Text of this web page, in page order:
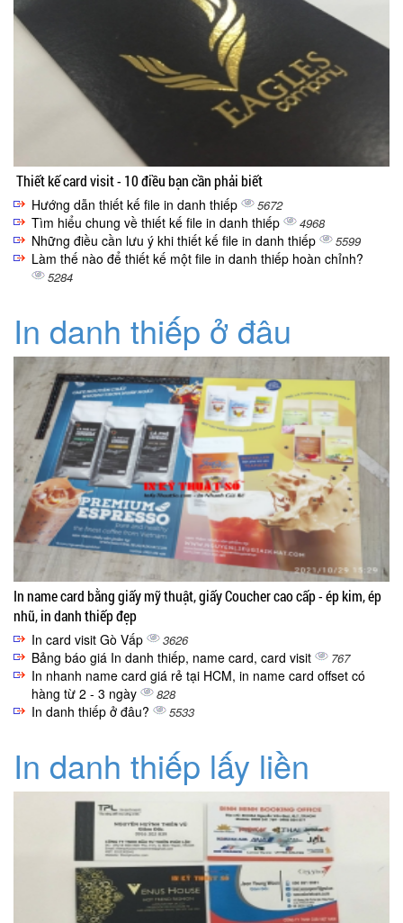
Thiết kế card visit - 10 điều bạn cần phải biết
Hướng dẫn thiết kế file in danh thiếp 5672
Tìm hiểu chung về thiết kế file in danh thiếp 4968
Những điều cần lưu ý khi thiết kế file in danh thiếp 5599
Làm thế nào để thiết kế một file in danh thiếp hoàn chỉnh?
5284
In danh thiếp ở đâu
In name card bằng giấy mỹ thuật, giấy Coucher cao cấp - ép kim, ép
nhũ, in danh thiếp đẹp
In card visit Gò Vấp 3626
Bảng báo giá In danh thiếp, name card, card visit 767
In nhanh name card giá rẻ tại HCM, in name card offset có
hàng từ 2 - 3 ngày
828
In danh thiếp ở đâu? 5533
In danh thiếp lấy liền